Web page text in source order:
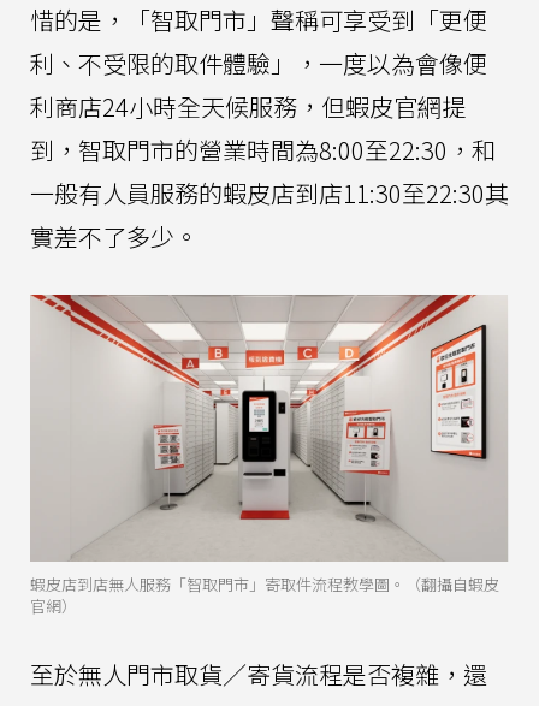
惜的是，「智取門市」聲稱可享受到「更便
利、不受限的取件體驗」，一度以為會像便
利商店24小時全天候服務，但蝦皮官網提
到，智取門市的營業時間為8:00至22:30，和
一般有人員服務的蝦皮店到店11:30至22:30其
實差不了多少。
蝦皮店到店無人服務「智取門市」寄取件流程教學圖。（翻攝自蝦皮
官網）
至於無人門市取貨／寄貨流程是否複雜，還